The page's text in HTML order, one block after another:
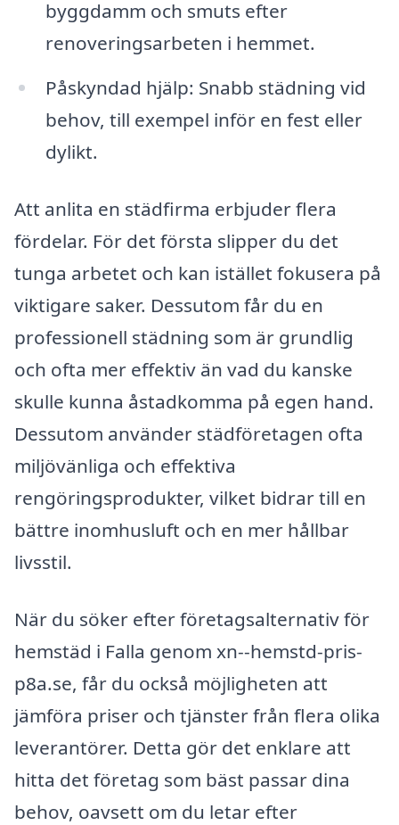
byggdamm och smuts efter
renoveringsarbeten i hemmet.
Påskyndad hjälp: Snabb städning vid
behov, till exempel inför en fest eller
dylikt.
Att anlita en städfirma erbjuder flera
fördelar. För det första slipper du det
tunga arbetet och kan istället fokusera på
viktigare saker. Dessutom får du en
professionell städning som är grundlig
och ofta mer effektiv än vad du kanske
skulle kunna åstadkomma på egen hand.
Dessutom använder städföretagen ofta
miljövänliga och effektiva
rengöringsprodukter, vilket bidrar till en
bättre inomhusluft och en mer hållbar
livsstil.
När du söker efter företagsalternativ för
hemstäd i Falla genom xn--hemstd-pris-
p8a.se, får du också möjligheten att
jämföra priser och tjänster från flera olika
leverantörer. Detta gör det enklare att
hitta det företag som bäst passar dina
behov, oavsett om du letar efter